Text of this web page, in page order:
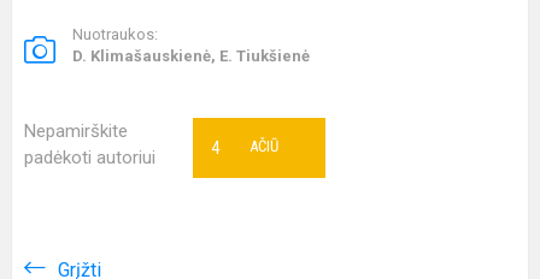
Nuotraukos:
D. Klimašauskienė, E. Tiukšienė
Nepamirškite
padėkoti autoriui
AČIŪ
4
Grįžti